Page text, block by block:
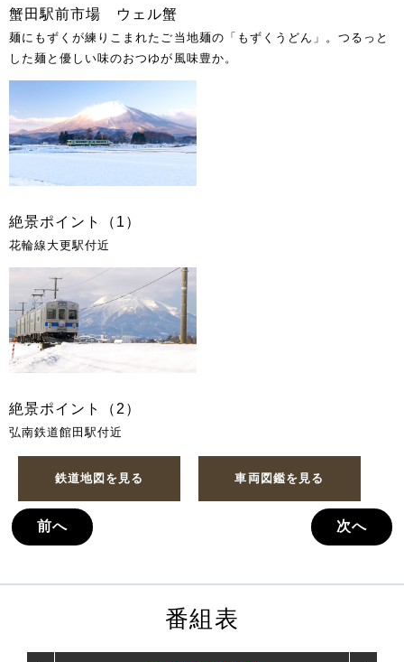
蟹田駅前市場 ウェル蟹
麺にもずくが練りこまれたご当地麺の「もずくうどん」。つるっと
した麺と優しい味のおつゆが風味豊か。
絶景ポイント（1）
花輪線大更駅付近
絶景ポイント（2）
弘南鉄道館田駅付近
鉄道地図を見る 車両図鑑を見る
前へ 次へ
番組表